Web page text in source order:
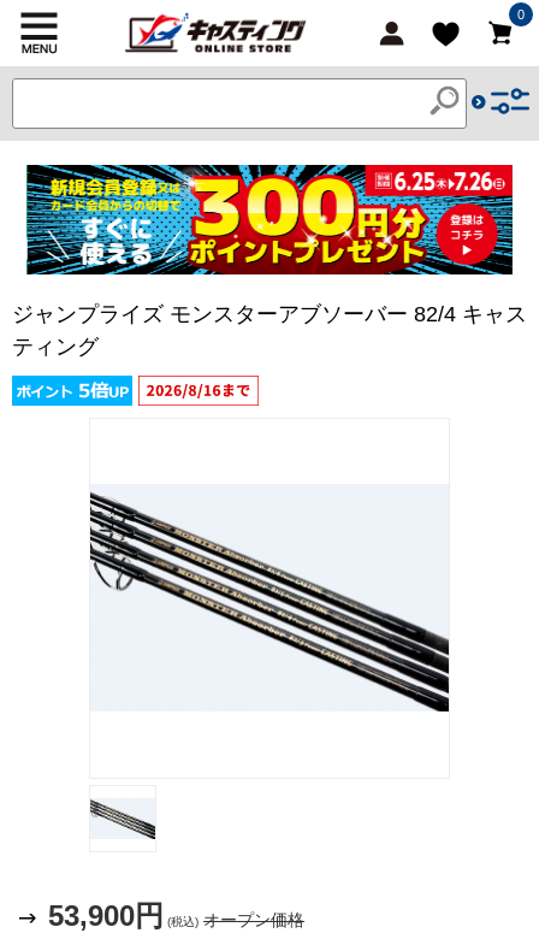
0
ジャンプライズ モンスターアブソーバー 82/4 キャス
ティング
53,900円 (税込) オープン価格